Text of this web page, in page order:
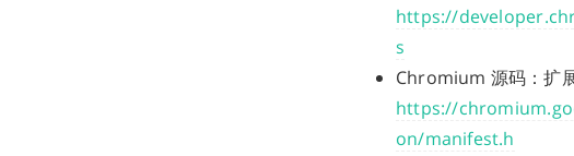
https://
s
Chromium 源码：扩
https://
on/manifest.h